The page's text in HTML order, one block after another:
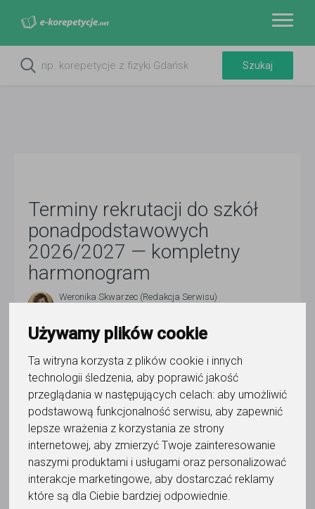
Używamy plików cookie
Ta witryna korzysta z plików cookie i innych
technologii śledzenia, aby poprawić jakość
przeglądania w następujących celach: aby umożliwić
podstawową funkcjonalność serwisu, aby zapewnić
lepsze wrażenia z korzystania ze strony
internetowej, aby zmierzyć Twoje zainteresowanie
naszymi produktami i usługami oraz personalizować
interakcje marketingowe, aby dostarczać reklamy
które są dla Ciebie bardziej odpowiednie.
Terminy rekrutacji do szkół
ponadpodstawowych
2026/2027 — kompletny
harmonogram
Weronika Skwarzec (Redakcja Serwisu)
Rekrutacja do liceum, technikum i szkoły
kwietnia do końca sierpnia 2026 — ale dokładne
daty wniosku różnią się o nawet 6 tygodni w
zależności od województwa.Najwcześniej nabór
startuje w łódzkim (27 kwietnia 2026), najpóźniej
kończy się w małopolskim (8 lipca 2026). W
większości województw wniosek z listą preferencji
składasz między drugą połową maja a połową
czerwca 2026.Konkretne terminy ustala kurator
oświaty właściwy dla Twojego województwa — poniżej